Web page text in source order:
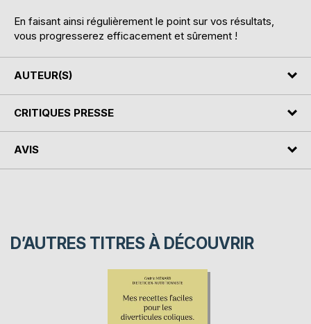
En faisant ainsi régulièrement le point sur vos résultats,
vous progresserez efficacement et sûrement !
AUTEUR(S)
CRITIQUES PRESSE
AVIS
D’AUTRES TITRES À DÉCOUVRIR